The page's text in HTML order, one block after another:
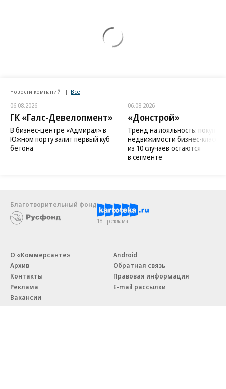
Новости компаний Все
06.08.2026
ГК «Галс-Девелопмент»
В бизнес-центре «Адмирал» в
Южном порту залит первый куб
бетона
06.08.2026
«Донстрой»
Тренд на лояльность:
недвижимости бизнес-класса
из 10 случаев остаются
в сегменте
Благотворительный фонд
18+ реклама
О «Коммерсанте»
Архив
Контакты
Реклама
Вакансии
Android
Обратная связь
Правовая информация
E-mail рассылки